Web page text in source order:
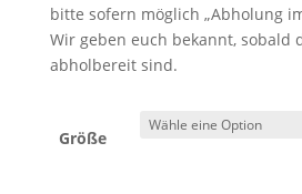
bitte sofern möglich „Abholung
Wir geben euch bekannt, sobald
abholbereit sind.
Größe